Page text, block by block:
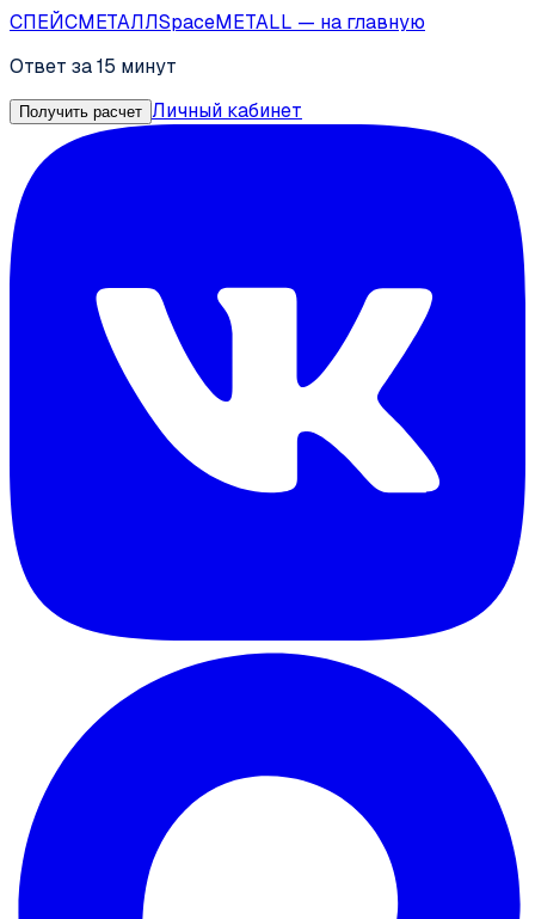
СПЕЙСМЕТАЛЛSpaceMETALL — на главную
Ответ за 15 минут
Получить расчет Личный кабинет